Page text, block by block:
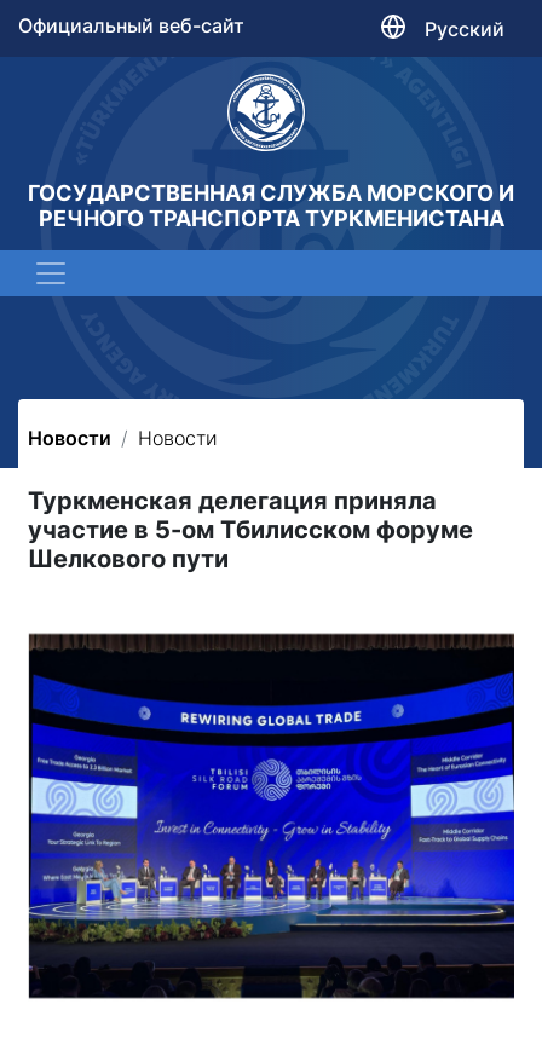
Официальный веб-сайт Русский
ГОСУДАРСТВЕННАЯ СЛУЖБА МОРСКОГО И
РЕЧНОГО ТРАНСПОРТА ТУРКМЕНИСТАНА
Новости Новости
Туркменская делегация приняла
участие в 5-ом Тбилисском форуме
Шелкового пути